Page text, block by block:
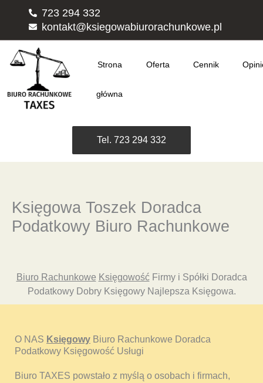
723 294 332
kontakt@ksiegowabiurorachunkowe.pl
Strona
główna
Oferta Cennik
Tel. 723 294 332
Księgowa Toszek Doradca
Podatkowy Biuro Rachunkowe
Biuro Rachunkowe KsięgowośćFirmy i Spółki Doradca
Podatkowy Dobry Księgowy Najlepsza Księgowa.
O NAS Księgowy Biuro Rachunkowe Doradca
Podatkowy Księgowość Usługi
Biuro TAXES powstało z myślą o osobach i firmach,